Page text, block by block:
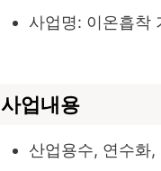
사업명: 이온흡착
사업내용
산업용수, 연수화